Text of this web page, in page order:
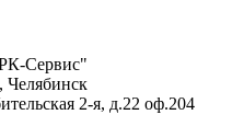
Сервис"
Челябинск
2-я, д.22 оф.204